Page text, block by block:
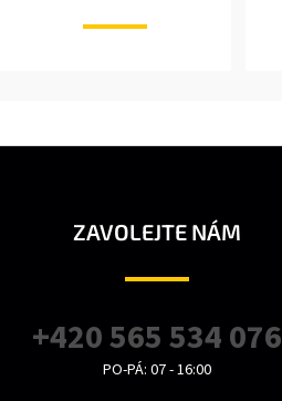
ZAVOLEJTE NÁM
+420 565 534 076
PO-PÁ: 07 - 16:00